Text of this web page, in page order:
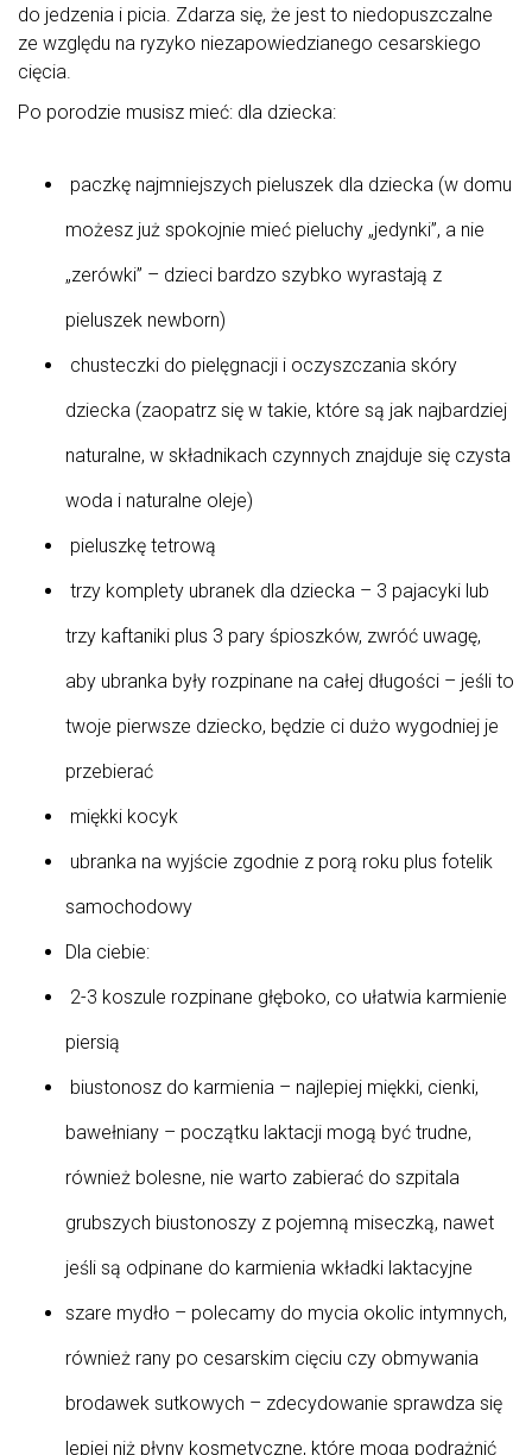
do jedzenia i picia. Zdarza się, że jest to niedopuszczalne
ze względu na ryzyko niezapowiedzianego cesarskiego
cięcia.
Po porodzie musisz mieć: dla dziecka:
paczkę najmniejszych pieluszek dla dziecka (w domu
możesz już spokojnie mieć pieluchy „jedynki”, a nie
„zerówki” – dzieci bardzo szybko wyrastają z
pieluszek newborn)
chusteczki do pielęgnacji i oczyszczania skóry
dziecka (zaopatrz się w takie, które są jak najbardziej
naturalne, w składnikach czynnych znajduje się czysta
woda i naturalne oleje)
pieluszkę tetrową
trzy komplety ubranek dla dziecka – 3 pajacyki lub
trzy kaftaniki plus 3 pary śpioszków, zwróć uwagę,
aby ubranka były rozpinane na całej długości – jeśli to
twoje pierwsze dziecko, będzie ci dużo wygodniej je
przebierać
miękki kocyk
ubranka na wyjście zgodnie z porą roku plus fotelik
samochodowy
Dla ciebie:
2-3 koszule rozpinane głęboko, co ułatwia karmienie
piersią
biustonosz do karmienia – najlepiej miękki, cienki,
bawełniany – początku laktacji mogą być trudne,
również bolesne, nie warto zabierać do szpitala
grubszych biustonoszy z pojemną miseczką, nawet
jeśli są odpinane do karmienia wkładki laktacyjne
szare mydło – polecamy do mycia okolic intymnych,
również rany po cesarskim cięciu czy obmywania
brodawek sutkowych – zdecydowanie sprawdza się
lepiej niż płyny kosmetyczne, które mogą podrażnić